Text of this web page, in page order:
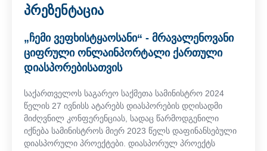
პრეზენტაცია
„ჩემი ვეფხისტყაოსანი“ - მრავალენოვანი
ციფრული ონლაინპორტალი ქართული
დიასპორებისათვის
საქართველოს საგარეო საქმეთა სამინისტრო 2024
წელის 27 ივნისს ატარებს დიასპორების დღისადმი
მიძღვნილ კონფერენციას, სადაც წარმოდგენილი
იქნება სამინისტროს მიერ 2023 წელს დაფინანსებული
დიასპორული პროექტები. დიასპორულ პროექტს